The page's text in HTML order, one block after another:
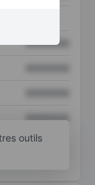
XXXXXXX
XXXXXXX
outils